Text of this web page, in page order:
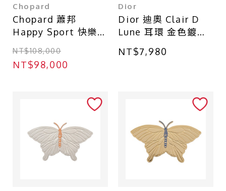
Chopard
Chopard 蕭邦
Happy Sport 快樂鑽
帶 不鏽鋼 鑽石
27/8425
NT$108,000
NT$98,000
Dior
Dior 迪奧 Clair D
Lune 耳環 金色鍍金
水鑽
E1715CDLCY_D301
NT$7,980